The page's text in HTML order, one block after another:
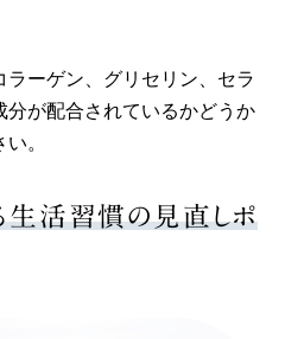
ーゲン、グリセリン、セラ
分が配合されているかどうか
。
生活習慣の見直しポ